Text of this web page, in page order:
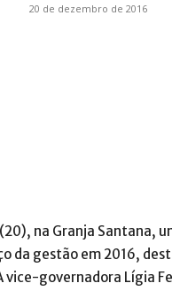
20 de dezembro de 2016
na Granja Santana,
da gestão em 2016,
vice-governadora Lígia